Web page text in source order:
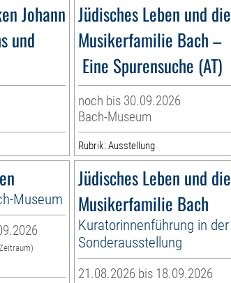
Johann
und
Jüdisches Leben und die
Musikerfamilie Bach –
Eine Spurensuche (AT)
noch bis 30.09.2026
Bach-Museum
Rubrik: Ausstellung
Museum
Jüdisches Leben und die
Musikerfamilie Bach
Kuratorinnenführung in der
Sonderausstellung
21.08.2026 bis 18.09.2026